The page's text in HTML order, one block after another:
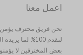
اعمل معنا
نحن فريق محترف
لنقدم 100%
بعض المخترقين لا
日本語
Melayu